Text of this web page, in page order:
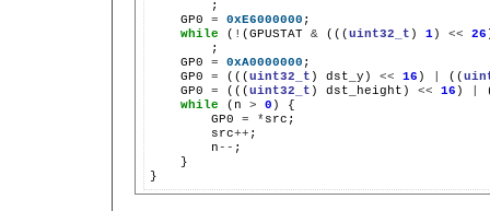
GP0
= 0xE6000000 ;
while
( ! (GPUSTAT & ((( uint32_t ) 1) <<
26
;
GP0
= 0xA0000000 ;
GP0
= ((( uint32_t ) dst_y) << 16 ) ((
GP0
= ((( uint32_t ) dst_height) << 16 )
while
(n > 0 )
GP0
= *
src++
n--
}